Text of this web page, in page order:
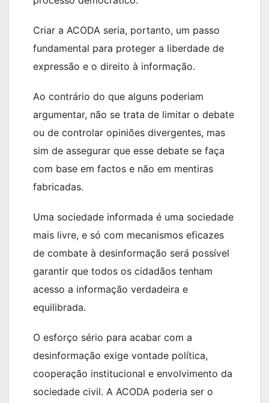
Criar a ACODA seria, portanto, um passo
fundamental para proteger a liberdade de
expressão e o direito à informação.
Ao contrário do que alguns poderiam
argumentar, não se trata de limitar o debate
ou de controlar opiniões divergentes, mas
sim de assegurar que esse debate se faça
com base em factos e não em mentiras
fabricadas.
Uma sociedade informada é uma sociedade
mais livre, e só com mecanismos eficazes
de combate à desinformação será possível
garantir que todos os cidadãos tenham
acesso a informação verdadeira e
equilibrada.
O esforço sério para acabar com a
desinformação exige vontade política,
cooperação institucional e envolvimento da
sociedade civil. A ACODA poderia ser o